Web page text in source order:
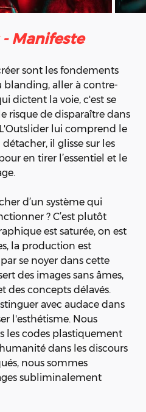
Manifeste
sont les fondements
blanding, aller à contre-
dictent la voie, c'est se
risque de disparaître dans
lui comprend le
il glisse sur les
en tirer l’essentiel et le
d’un système qui
? C’est plutôt
est saturée, on est
la production est
se noyer dans cette
des images sans âmes,
des concepts délavés.
avec audace dans
l'esthétisme. Nous
les codes plastiquement
dans les discours
nous sommes
subliminalement